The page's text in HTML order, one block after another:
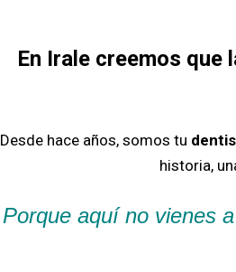
En Irale creemos que
Desde hace años, somos tu
historia,
Porque aquí no vienes